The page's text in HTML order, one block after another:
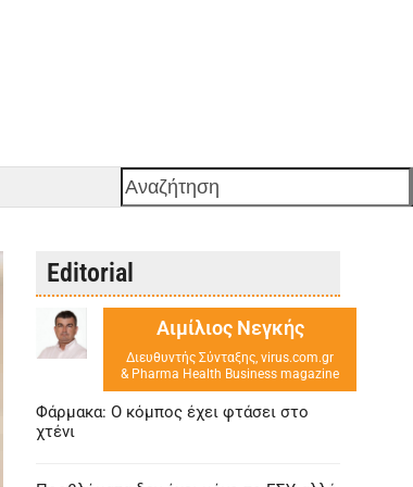
Αναζήτηση
Editorial
Αιμίλιος Νεγκής
Διευθυντής Σύνταξης, virus.com.gr
& Pharma Health Business magazine
Φάρμακα: Ο κόμπος έχει φτάσει στο
χτένι